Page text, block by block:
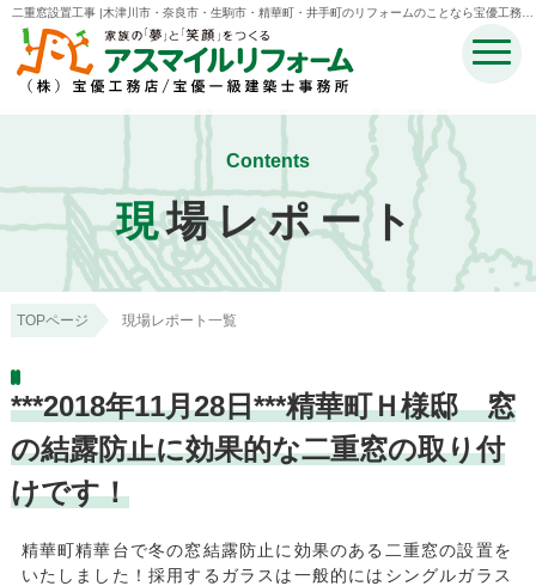
二重窓設置工事 |木津川市・奈良市・生駒市・精華町・井手町のリフォームのことなら宝優工務店
アスマイルリフォーム
Contents
現場レポート
TOPページ 現場レポート一覧
***2018年11月28日***精華町Ｈ様邸 窓
の結露防止に効果的な二重窓の取り付
けです！
精華町精華台で冬の窓結露防止に効果のある二重窓の設置を
いたしました！採用するガラスは一般的にはシングルガラス